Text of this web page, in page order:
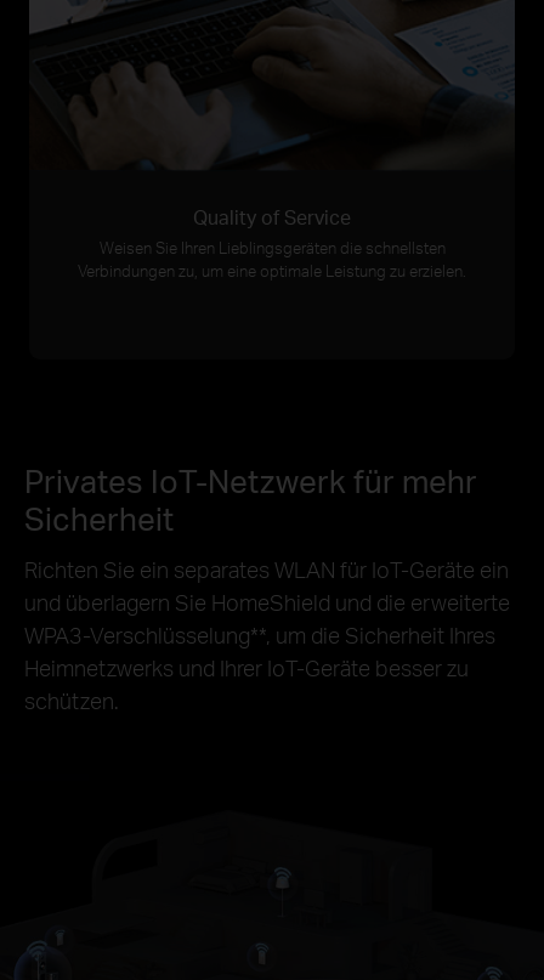
Quality of Service
Weisen Sie Ihren Lieblingsgeräten die schnellsten
Verbindungen zu, um eine optimale Leistung zu erzielen.
Privates IoT-Netzwerk für mehr
Sicherheit
Richten Sie ein separates WLAN für IoT-Geräte ein
und überlagern Sie HomeShield und die erweiterte
WPA3-Verschlüsselung**, um die Sicherheit Ihres
Heimnetzwerks und Ihrer IoT-Geräte besser zu
schützen.